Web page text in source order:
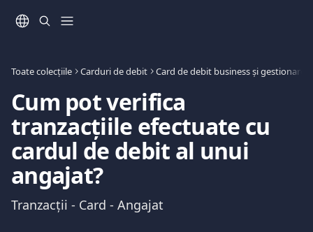
Toate colecțiile Carduri de debit Card de debit business și
Cum pot verifica
tranzacțiile efectuate cu
cardul de debit al unui
angajat?
Tranzacții - Card - Angajat